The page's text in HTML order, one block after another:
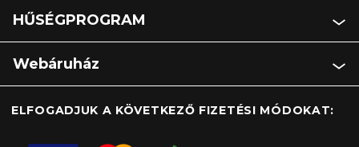
HŰSÉGPROGRAM
Webáruház
ELFOGADJUK A KÖVETKEZŐ FIZETÉSI MÓDOKAT: